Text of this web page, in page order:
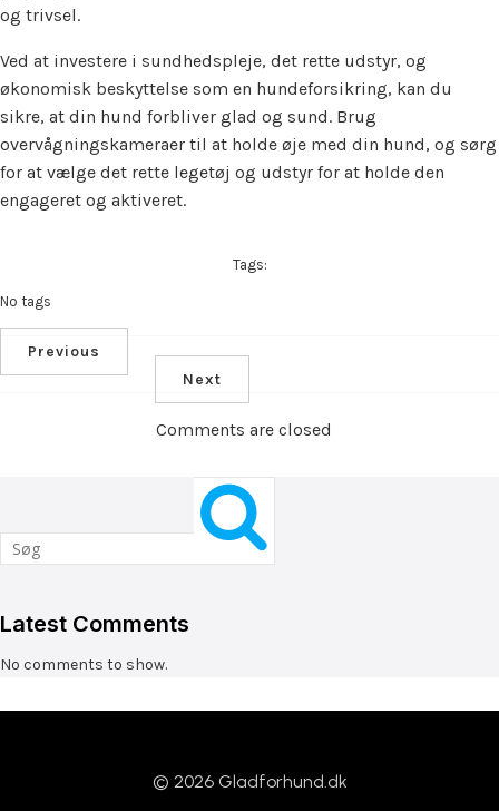
og trivsel.
Ved at investere i sundhedspleje, det rette udstyr, og
økonomisk beskyttelse som en hundeforsikring, kan du
sikre, at din hund forbliver glad og sund. Brug
overvågningskameraer til at holde øje med din hund, og sørg
for at vælge det rette legetøj og udstyr for at holde den
engageret og aktiveret.
Tags:
No tags
Previous
Next
Comments are closed
Latest Comments
No comments to show.
© 2026 Gladforhund.dk